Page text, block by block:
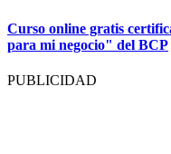
Curso online gratis
para mi negocio" del BCP
PUBLICIDAD